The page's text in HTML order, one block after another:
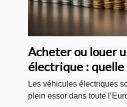
Acheter ou louer
électrique :
choisir ?
Les véhicules électriques
plein essor dans toute